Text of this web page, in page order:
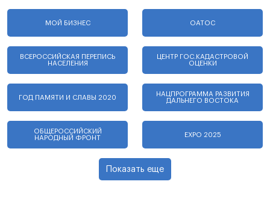
МОЙ БИЗНЕС ОАТОС
ВСЕРОССИЙСКАЯ ПЕРЕПИСЬ
НАСЕЛЕНИЯ
ЦЕНТР ГОС.КАДАСТРОВОЙ
ОЦЕНКИ
ГОД ПАМЯТИ И СЛАВЫ 2020
НАЦПРОГРАММА РАЗВИТИЯ
ДАЛЬНЕГО ВОСТОКА
ОБЩЕРОССИЙСКИЙ
НАРОДНЫЙ ФРОНТ
EXPO 2025
Показать еще